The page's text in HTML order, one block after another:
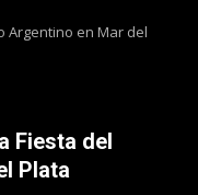
Argentino en Mar del
Fiesta del
Plata